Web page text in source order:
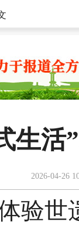
生活
2026-04-26
验世